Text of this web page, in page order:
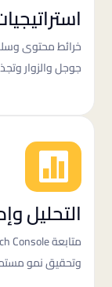
خرائط محتوى
جوجل والزوار

التحليل
وتحقيق نمو